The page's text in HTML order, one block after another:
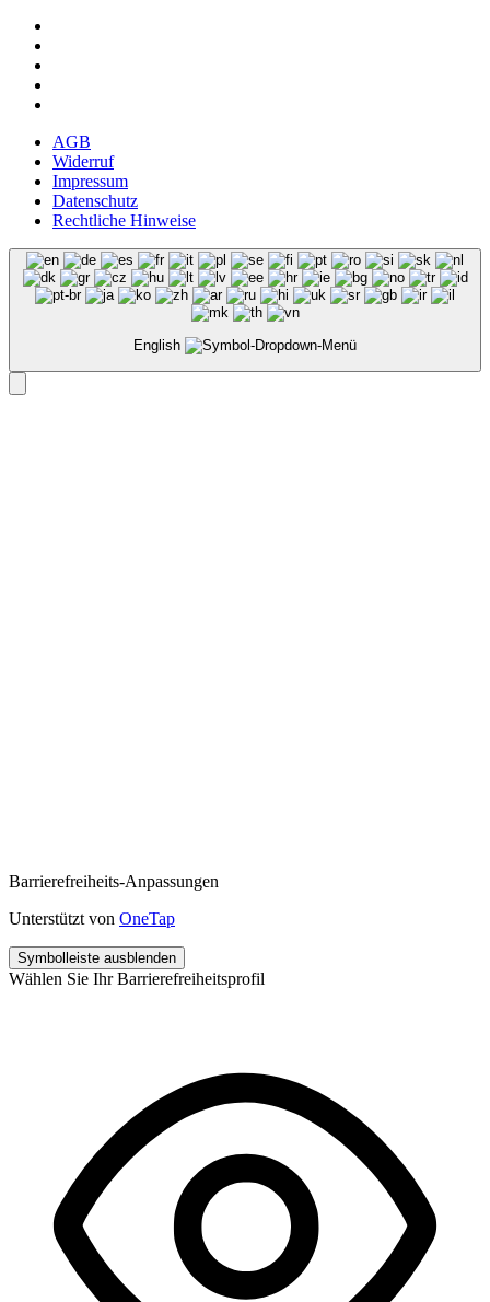
AGB
Widerruf
Impressum
Datenschutz
Rechtliche Hinweise
English
Barrierefreiheits-Anpassungen
Unterstützt von OneTap
Symbolleiste ausblenden
Wählen Sie Ihr Barrierefreiheitsprofil